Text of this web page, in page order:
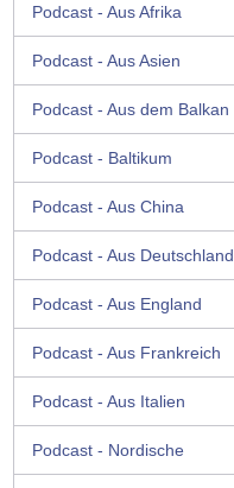
Podcast - Aus Afrika
Podcast - Aus Asien
Podcast - Aus dem Balkan
Podcast - Baltikum
Podcast - Aus China
Podcast - Aus Deutschland
Podcast - Aus England
Podcast - Aus Frankreich
Podcast - Aus Italien
Podcast - Nordische